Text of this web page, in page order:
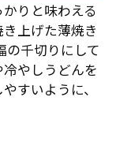
りと味わえる
上げた薄焼き
千切りにして
やしうどんを
すいように、